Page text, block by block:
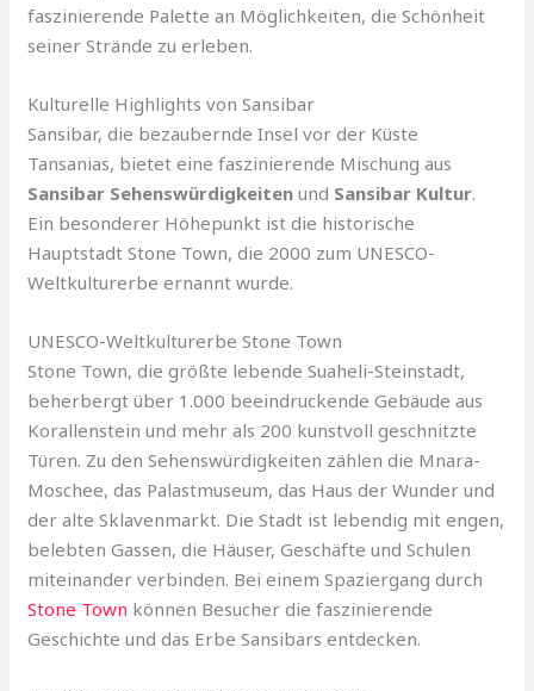
faszinierende Palette an Möglichkeiten, die Schönheit
seiner Strände zu erleben.
Kulturelle Highlights von Sansibar
Sansibar, die bezaubernde Insel vor der Küste
Tansanias, bietet eine faszinierende Mischung aus
Sansibar Sehenswürdigkeiten und Sansibar Kultur.
Ein besonderer Höhepunkt ist die historische
Hauptstadt Stone Town, die 2000 zum UNESCO-
Weltkulturerbe ernannt wurde.
UNESCO-Weltkulturerbe Stone Town
Stone Town, die größte lebende Suaheli-Steinstadt,
beherbergt über 1.000 beeindruckende Gebäude aus
Korallenstein und mehr als 200 kunstvoll geschnitzte
Türen. Zu den Sehenswürdigkeiten zählen die Mnara-
Moschee, das Palastmuseum, das Haus der Wunder und
der alte Sklavenmarkt. Die Stadt ist lebendig mit engen,
belebten Gassen, die Häuser, Geschäfte und Schulen
miteinander verbinden. Bei einem Spaziergang durch
Stone Town können Besucher die faszinierende
Geschichte und das Erbe Sansibars entdecken.